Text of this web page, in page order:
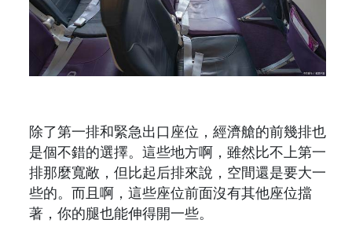
除了第一排和緊急出口座位，經濟艙的前幾排也
是個不錯的選擇。這些地方啊，雖然比不上第一
排那麼寬敞，但比起后排來說，空間還是要大一
些的。而且啊，這些座位前面沒有其他座位擋
著，你的腿也能伸得開一些。